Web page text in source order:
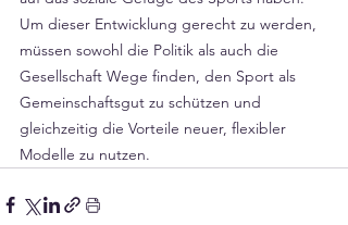
Um dieser Entwicklung gerecht zu werden,
müssen sowohl die Politik als auch die
Gesellschaft Wege finden, den Sport als
Gemeinschaftsgut zu schützen und
gleichzeitig die Vorteile neuer, flexibler
Modelle zu nutzen.